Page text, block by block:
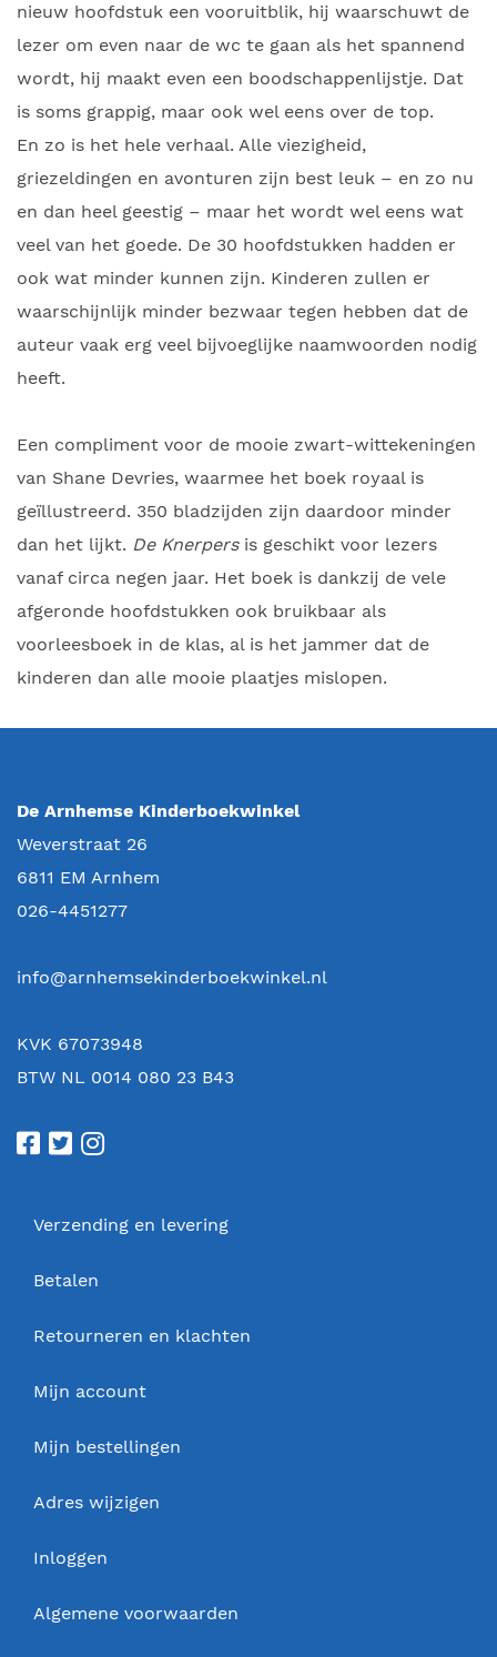
nieuw hoofdstuk een vooruitblik, hij waarschuwt de
lezer om even naar de wc te gaan als het spannend
wordt, hij maakt even een boodschappenlijstje. Dat
is soms grappig, maar ook wel eens over de top.
En zo is het hele verhaal. Alle viezigheid,
griezeldingen en avonturen zijn best leuk – en zo nu
en dan heel geestig – maar het wordt wel eens wat
veel van het goede. De 30 hoofdstukken hadden er
ook wat minder kunnen zijn. Kinderen zullen er
waarschijnlijk minder bezwaar tegen hebben dat de
auteur vaak erg veel bijvoeglijke naamwoorden nodig
heeft.
Een compliment voor de mooie zwart-wittekeningen
van Shane Devries, waarmee het boek royaal is
geïllustreerd. 350 bladzijden zijn daardoor minder
dan het lijkt. De Knerpers is geschikt voor lezers
vanaf circa negen jaar. Het boek is dankzij de vele
afgeronde hoofdstukken ook bruikbaar als
voorleesboek in de klas, al is het jammer dat de
kinderen dan alle mooie plaatjes mislopen.
De Arnhemse Kinderboekwinkel
Weverstraat 26
6811 EM Arnhem
026-4451277
info@arnhemsekinderboekwinkel.nl
KVK 67073948
BTW NL 0014 080 23 B43
Verzending en levering
Betalen
Retourneren en klachten
Mijn account
Mijn bestellingen
Adres wijzigen
Inloggen
Algemene voorwaarden